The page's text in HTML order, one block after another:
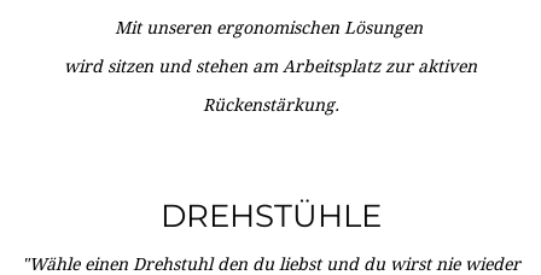
Mit unseren ergonomischen Lösungen
wird sitzen und stehen am Arbeitsplatz zur aktiven
Rückenstärkung.
DREHSTÜHLE
"Wähle einen Drehstuhl den du liebst und du wirst nie wieder